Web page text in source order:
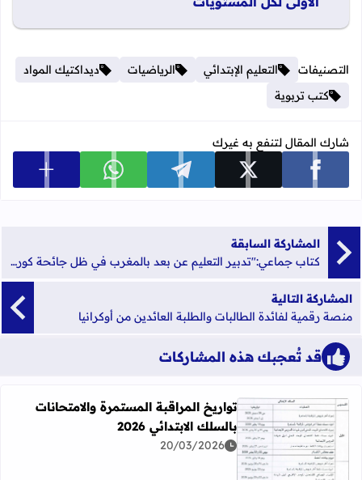
التصنيفات التعليم الإبتدائي الرياضيات
ديداكتيك المواد
كتب تربوية
شارك المقال لتنفع به غيرك
شارك على facebook شارك على x شارك على telegram شارك على whatsapp عرض
المشاركة السابقة
كتاب جماعي:"تدبير التعليم عن بعد بالمغرب في ظل جائحة كورونا: قراءة في الحصيلة ومدارسة في التأثيرات المستقبلية"‎‎‎‎
المشاركة التالية
منصة رقمية لفائدة الطالبات والطلبة العائدين من أوكرانيا
قد تُعجبك هذه المشاركات
اقرأ المزيد عن تواريخ المراقبة المستمرة والامتحانات بالسلك
تواريخ المراقبة المستمرة والامتحانات
بالسلك الابتدائي 2026
20/03/2026